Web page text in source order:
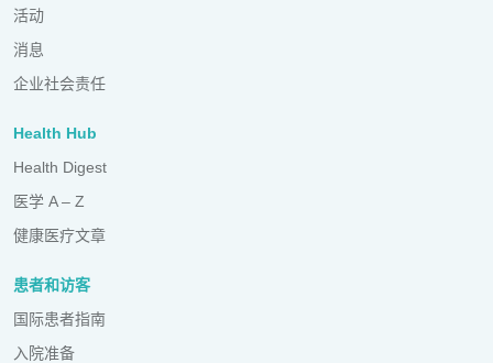
活动
消息
企业社会责任
Health Hub
Health Digest
医学 A – Z
健康医疗文章
患者和访客
国际患者指南
入院准备